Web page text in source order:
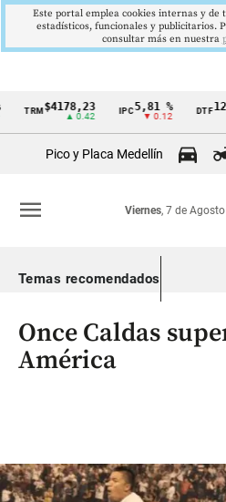
Cintillo
Colombia
TRM$4178,23
▲ 0.42
5,81 %
▼ 0.12
DTF
▲
Pico y Placa Medellín
Viernes, 7 de
menu
Temas recomendados
Once Caldas
América
Este portal emplea cookies internas y de
estadísticos, funcionales y publicitarios.
consultar más en nuestra